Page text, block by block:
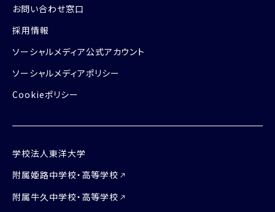
お問い合わせ窓口
採用情報
ソーシャルメディア公式アカウント
ソーシャルメディアポリシー
Cookieポリシー
学校法人東洋大学
附属姫路中学校・高等学校
附属牛久中学校・高等学校